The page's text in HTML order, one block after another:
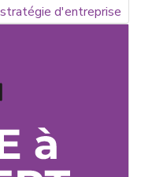
d'entreprise